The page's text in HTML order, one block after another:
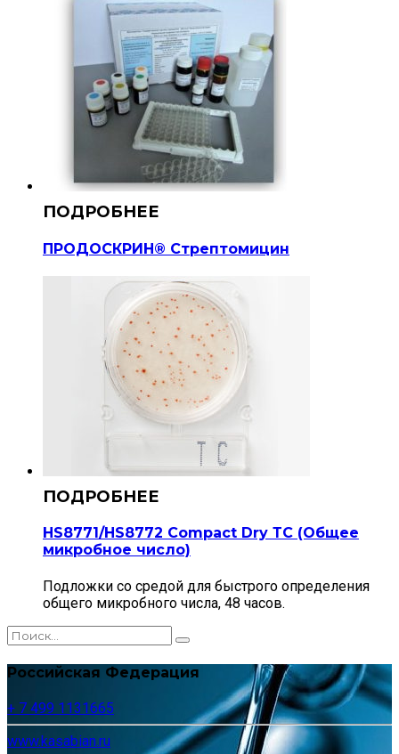
ПРОДОСКРИН® Стрептомицин
HS8771/HS8772 Compact Dry ТС (Общее
микробное число)
Подложки со средой для быстрого определения
общего микробного числа, 48 часов.
Российская Федерация
+ 7 499 1131665
www.kasabian.ru